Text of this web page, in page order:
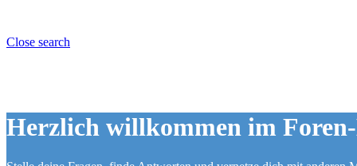
Close search
Herzlich willkommen im